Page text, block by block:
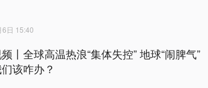
6日 15:40
丨全球高温热浪“集体失控” 地球“闹脾气”
该咋办？